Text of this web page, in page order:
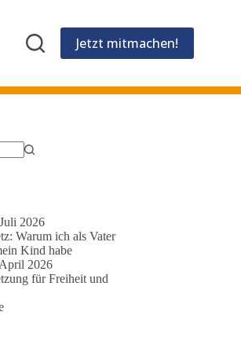
Jetzt mitmachen!
2026
Warum ich als Vater
Kind habe
2026
für Freiheit und